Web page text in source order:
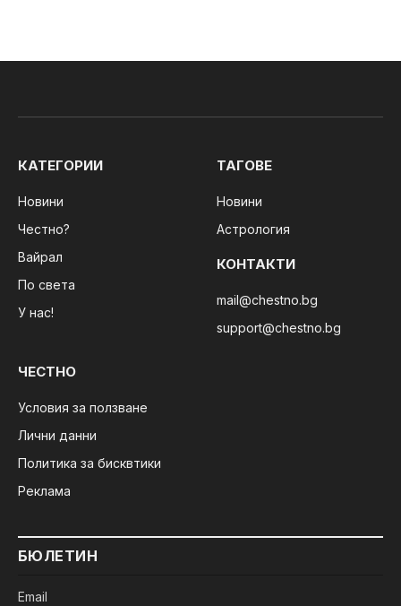
КАТЕГОРИИ
Новини
Честно?
Вайрал
По света
У нас!
ТАГОВЕ
Новини
Астрология
КОНТАКТИ
mail@chestno.bg
support@chestno.bg
ЧЕСТНО
Условия за ползване
Лични данни
Политика за бисквтики
Реклама
БЮЛЕТИН
Email